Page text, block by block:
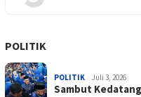
POLITIK
POLITIK Juli 3, 2026
Sambut